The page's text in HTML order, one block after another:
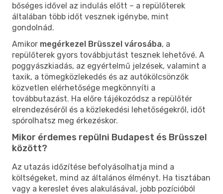
bőséges idővel az indulás előtt – a repülőterek
általában több időt vesznek igénybe, mint
gondolnád.
Amikor megérkezel Brüsszel városába, a
repülőterek gyors továbbjutást tesznek lehetővé. A
poggyászkiadás, az egyértelmű jelzések, valamint a
taxik, a tömegközlekedés és az autókölcsönzők
közvetlen elérhetősége megkönnyíti a
továbbutazást. Ha előre tájékozódsz a repülőtér
elrendezéséről és a közlekedési lehetőségekről, időt
spórolhatsz meg érkezéskor.
Mikor érdemes repülni Budapest és Brüsszel
között?
Az utazás időzítése befolyásolhatja mind a
költségeket, mind az általános élményt. Ha tisztában
vagy a kereslet éves alakulásával, jobb pozícióból